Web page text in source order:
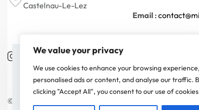
We value your privacy
We use cookies to enhance your browsing
personalised ads or content, and analyse our traffic.
clicking "Accept All", you consent to our use of
Castelnau-Le-Lez
Email:
© Minicrush 2026. Tous droits réservés.
intéresse avant de vous déranger, mais on aimerait bien
vous accompagner pendant votre visite. C'est OK pour
vous ?